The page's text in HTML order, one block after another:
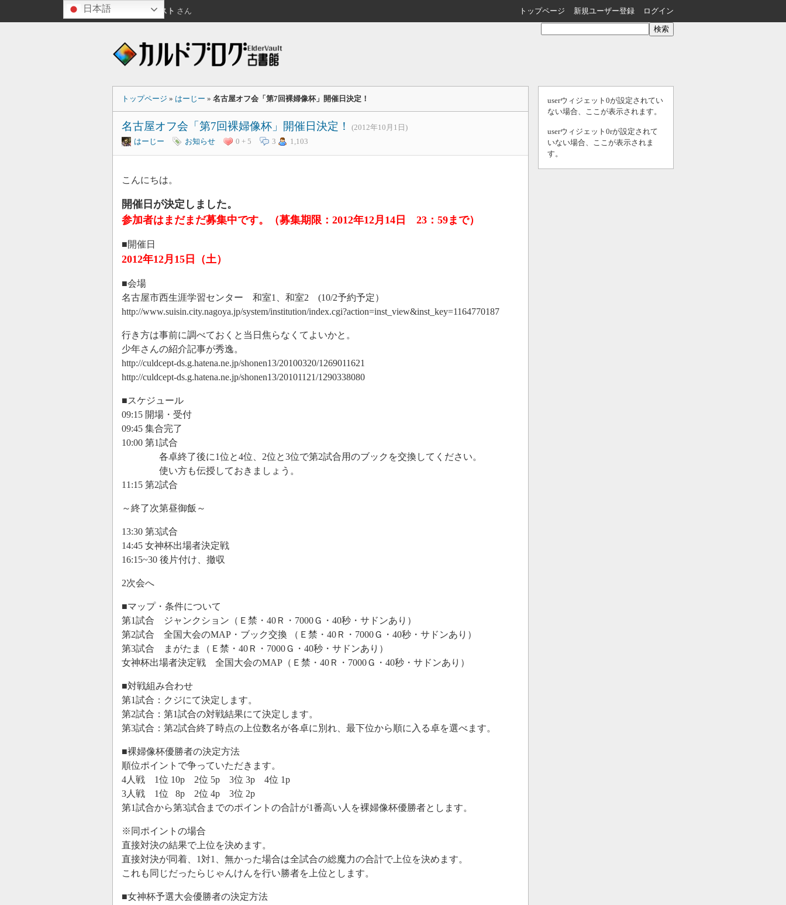
ゲスト さん トップページ 新規ユーザー登録 ログイン
トップページ » はーじー » 名古屋オフ会「第7回裸婦像杯」開催日決定！
名古屋オフ会「第7回裸婦像杯」開催日決定！
(2012年10月1日)
はーじー
お知らせ 0 + 5 3 1,103
こんにちは。
開催日が決定しました。
参加者はまだまだ募集中です。（募集期限：2012年12月14日 23：59まで）
■開催日
2012年12月15日（土）
■会場
名古屋市西生涯学習センター 和室1、和室2 (10/2予約予定）
http://www.suisin.city.nagoya.jp/system/institution/index.cgi?action=inst_view&inst_key=1164770187
行き方は事前に調べておくと当日焦らなくてよいかと。
少年さんの紹介記事が秀逸。
http://culdcept-ds.g.hatena.ne.jp/shonen13/20100320/1269011621
http://culdcept-ds.g.hatena.ne.jp/shonen13/20101121/1290338080
■スケジュール
09:15 開場・受付
09:45 集合完了
10:00 第1試合
各卓終了後に1位と4位、2位と3位で第2試合用のブックを交換してください。
使い方も伝授しておきましょう。
11:15 第2試合
～終了次第昼御飯～
13:30 第3試合
14:45 女神杯出場者決定戦
16:15~30 後片付け、撤収
2次会へ
■マップ・条件について
第1試合 ジャンクション（Ｅ禁・40Ｒ・7000Ｇ・40秒・サドンあり）
第2試合 全国大会のMAP・ブック交換 （Ｅ禁・40Ｒ・7000Ｇ・40秒・サドンあり）
第3試合 まがたま（Ｅ禁・40Ｒ・7000Ｇ・40秒・サドンあり）
女神杯出場者決定戦 全国大会のMAP（Ｅ禁・40Ｒ・7000Ｇ・40秒・サドンあり）
■対戦組み合わせ
第1試合：クジにて決定します。
第2試合：第1試合の対戦結果にて決定します。
第3試合：第2試合終了時点の上位数名が各卓に別れ、最下位から順に入る卓を選べます。
■裸婦像杯優勝者の決定方法
順位ポイントで争っていただきます。
4人戦 1位 10p 2位 5p 3位 3p 4位 1p
3人戦 1位 8p 2位 4p 3位 2p
第1試合から第3試合までのポイントの合計が1番高い人を裸婦像杯優勝者とします。
※同ポイントの場合
直接対決の結果で上位を決めます。
直接対決が同着、1対1、無かった場合は全試合の総魔力の合計で上位を決めます。
これも同じだったらじゃんけんを行い勝者を上位とします。
■女神杯予選大会優勝者の決定方法
userウィジェット0が設定されてい
ない場合、ここが表示されます。
userウィジェット0rが設定されて
いない場合、ここが表示されま
す。
日本語